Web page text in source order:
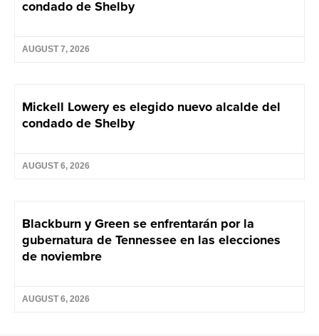
condado de Shelby
AUGUST 7, 2026
Mickell Lowery es elegido nuevo alcalde del
condado de Shelby
AUGUST 6, 2026
Blackburn y Green se enfrentarán por la
gubernatura de Tennessee en las elecciones
de noviembre
AUGUST 6, 2026